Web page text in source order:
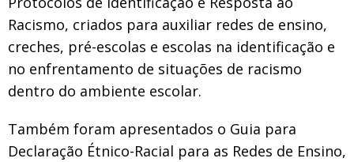
Racismo, criados para auxiliar redes de ensino,
creches, pré-escolas e escolas na identificação e
no enfrentamento de situações de racismo
dentro do ambiente escolar.
Também foram apresentados o Guia para
Declaração Étnico-Racial para as Redes de Ensino,